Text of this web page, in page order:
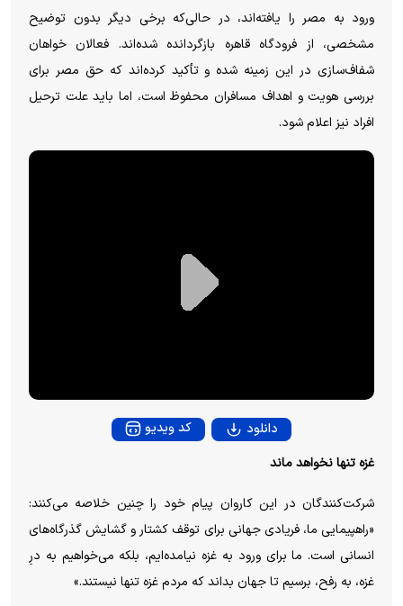
ورود به مصر را یافته‌اند، در حالی‌که برخی دیگر بدون توضیح
مشخصی، از فرودگاه قاهره بازگردانده شده‌اند. فعالان خواهان
شفاف‌سازی در این زمینه شده و تأکید کرده‌اند که حق مصر برای
بررسی هویت و اهداف مسافران محفوظ است، اما باید علت ترحیل
افراد نیز اعلام شود.
P
y
i
d
e
دانلود
کد ویدیو
غزه تنها نخواهد ماند
شرکت‌کنندگان در این کاروان پیام خود را چنین خلاصه می‌کنند:
«راهپیمایی ما، فریادی جهانی برای توقف کشتار و گشایش گذرگاه‌های
انسانی است. ما برای ورود به غزه نیامده‌ایم، بلکه می‌خواهیم به درِ
غزه، به رفح، برسیم تا جهان بداند که مردم غزه تنها نیستند.»